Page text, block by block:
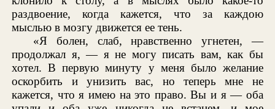
раздвоение, когда кажется, что за каждою
мыслью в мозгу движется ее тень.
«Я болен, слаб, нравственно угнетен, —
продолжал я, — я не могу писать вам, как бы
хотел. В первую минуту у меня было желание
оскорбить и унизить вас, но теперь мне не
кажется, что я имею на это право. Вы и я — оба